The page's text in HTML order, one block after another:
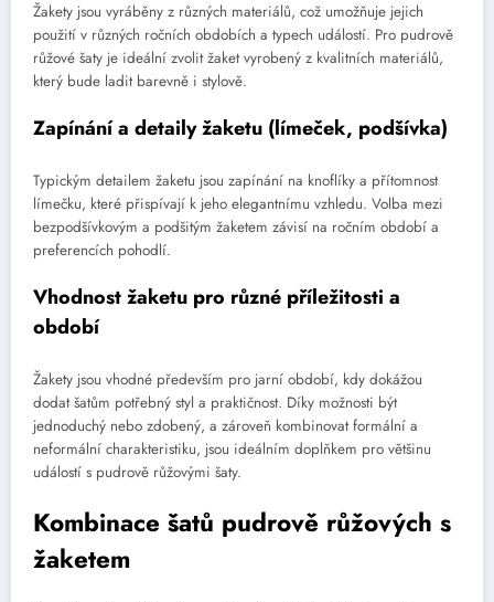
Žakety jsou vyráběny z různých materiálů, což umožňuje jejich
použití v různých ročních obdobích a typech událostí. Pro pudrově
růžové šaty je ideální zvolit žaket vyrobený z kvalitních materiálů,
který bude ladit barevně i stylově.
Zapínání a detaily žaketu (límeček, podšívka)
Typickým detailem žaketu jsou zapínání na knoflíky a přítomnost
límečku, které přispívají k jeho elegantnímu vzhledu. Volba mezi
bezpodšívkovým a podšitým žaketem závisí na ročním období a
preferencích pohodlí.
Vhodnost žaketu pro různé příležitosti a
období
Žakety jsou vhodné především pro jarní období, kdy dokážou
dodat šatům potřebný styl a praktičnost. Díky možnosti být
jednoduchý nebo zdobený, a zároveň kombinovat formální a
neformální charakteristiku, jsou ideálním doplňkem pro většinu
událostí s pudrově růžovými šaty.
Kombinace šatů pudrově růžových s
žaketem